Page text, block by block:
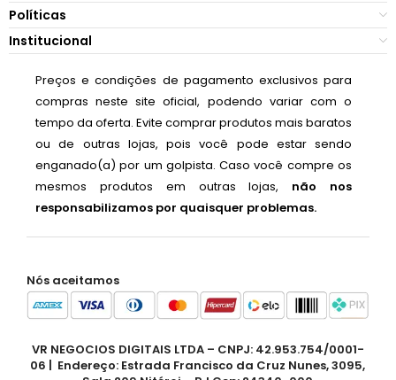
Políticas
Institucional
Preços e condições de pagamento exclusivos para
compras neste site oficial, podendo variar com o
tempo da oferta. Evite comprar produtos mais baratos
ou de outras lojas, pois você pode estar sendo
enganado(a) por um golpista. Caso você compre os
mesmos produtos em outras lojas, não nos
responsabilizamos por quaisquer problemas.
Nós aceitamos
VR NEGOCIOS DIGITAIS LTDA – CNPJ: 42.953.754/0001-
06 | Endereço: Estrada Francisco da Cruz Nunes, 3095,